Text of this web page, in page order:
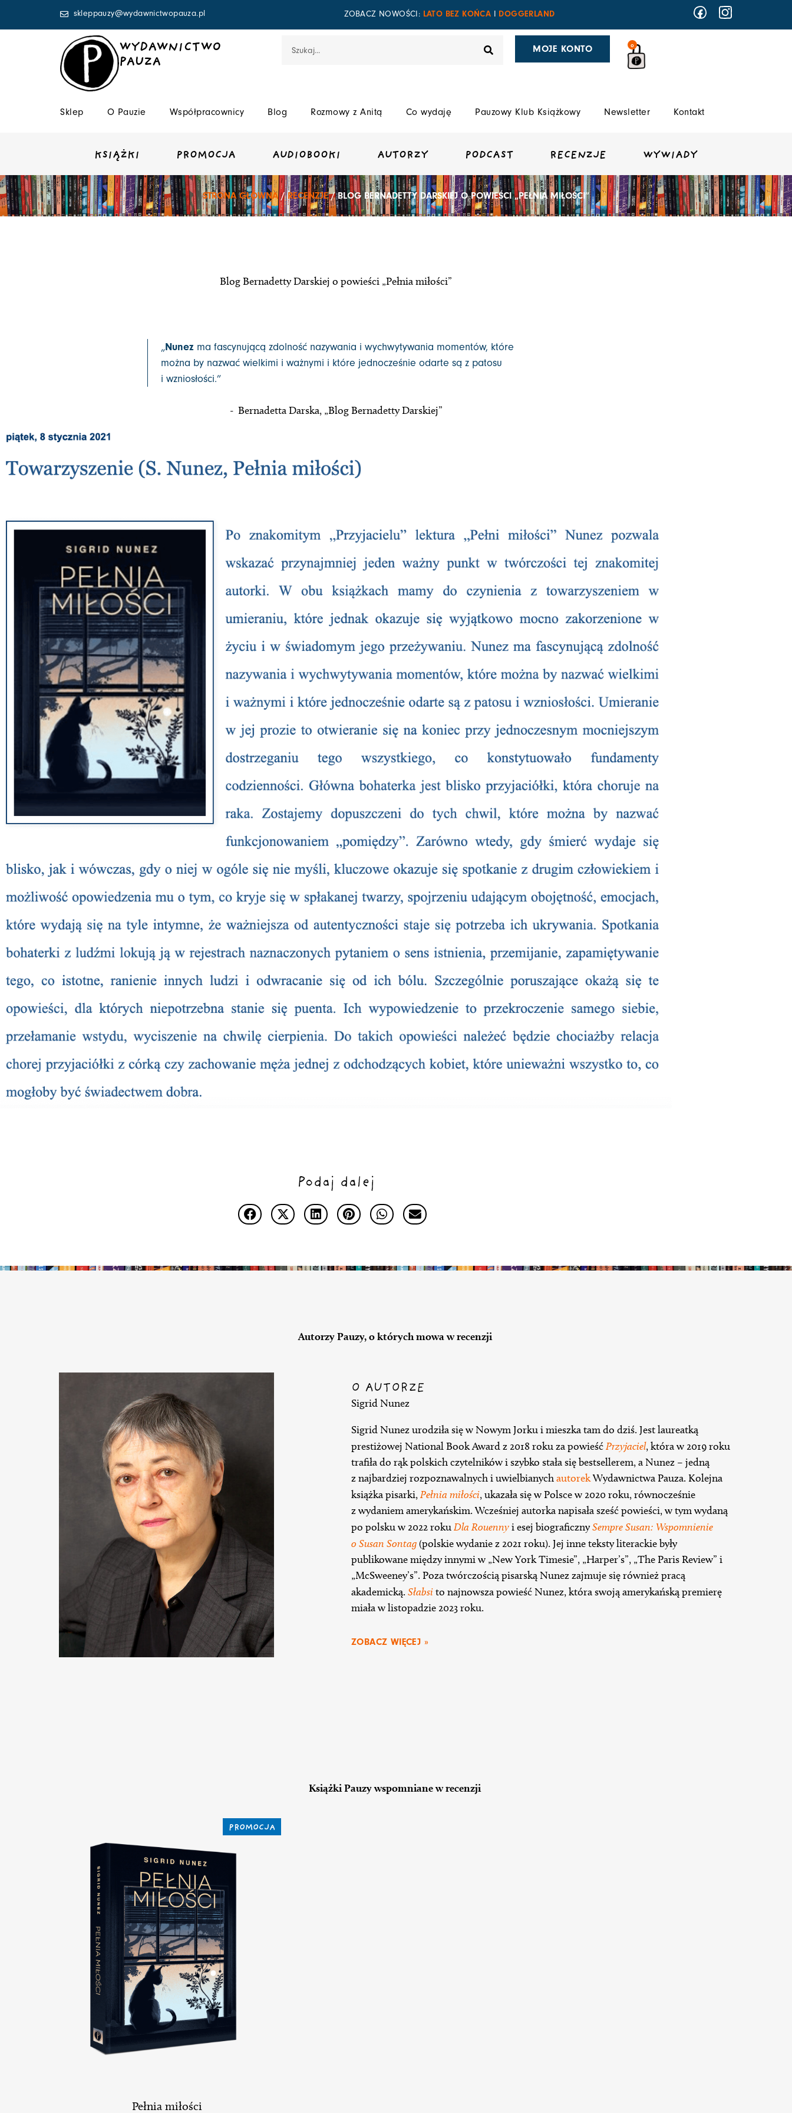
skleppauzy@wydawnictwopauza.pl ZOBACZ NOWOŚCI: LATO BEZ KOŃCA DOGGERLAND
WYDAWNICTWO
PAUZA
MOJE KONTO 0
Sklep O Pauzie Współpracownicy Blog Rozmowy z Anitą Co wydaję Pauzowy Klub Książkowy Newsletter Kontakt
KSIĄŻKI PROMOCJA AUDIOBOOKI AUTORZY PODCAST RECENZJE WYWIADY
STRONA GŁÓWNA/RECENZJE/ BLOG BERNADETTY DARSKIEJ O POWIEŚCI „PEŁNIA MIŁOŚCI”
Blog Bernadetty Darskiej o powieści „Pełnia miłości”
„Nunezma fascynującą zdolność nazywania i wychwytywania momentów, które
można by nazwać wielkimi i ważnymi i które jednocześnie odarte są z patosu
i wzniosłości.”
- Bernadetta Darska, „Blog Bernadetty Darskiej”
Podaj dalej
Autorzy Pauzy, o których mowa w recenzji
O AUTORZE
Sigrid Nunez
Sigrid Nunez urodziła się w Nowym Jorku i mieszka tam do dziś. Jest laureatką
prestiżowej National Book Award z 2018 roku za powieśćPrzyjaciel, która w 2019 roku
trafiła do rąk polskich czytelników i szybko stała się bestsellerem, a Nunez – jedną
z najbardziej rozpoznawalnych i uwielbianychautorekWydawnictwa Pauza. Kolejna
książka pisarki,Pełnia miłości, ukazała się w Polsce w 2020 roku, równocześnie
z wydaniem amerykańskim. Wcześniej autorka napisała sześć powieści, w tym wydaną
po polsku w 2022 rokuDla Rouennyi esej biograficznySempre Susan: Wspomnienie
o Susan Sontag(polskie wydanie z 2021 roku). Jej inne teksty literackie były
publikowane między innymi w „New York Timesie”, „Harper’s”, „The Paris Review” i
„McSweeney’s”. Poza twórczością pisarską Nunez zajmuje się również pracą
akademicką. Słabsito najnowsza powieść Nunez, która swoją amerykańską premierę
miała w listopadzie 2023 roku.
ZOBACZ WIĘCEJ »
Książki Pauzy wspomniane w recenzji
PROMOCJA
Pełnia miłości